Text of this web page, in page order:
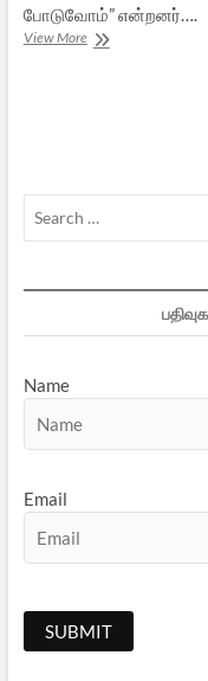
போடுவோம்” என்றனர்….
View Moreஞானேஷ்வரரும்
Name
Email